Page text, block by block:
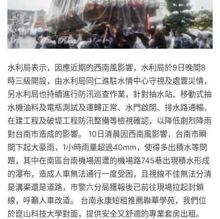
水利局表示，因應近期的西南風影響，水利局於9日晚間8
時三級開設，由水利局同仁進駐水情中心守視及處置災情，
另水利局也持續進行防汛巡查作業，針對抽水站、移動式抽
水機油料及電瓶測試及運轉正常、水門啟閉、排水路通暢、
在建工程及破堤工程防汛整備等檢視確認，以降低劇烈降雨
對台南市造成的影響。 10日清晨因西南風影響，台南市瞬
間下起大豪雨，1小時雨量超過40mm，使得多出積水等問
題，其中在南區台南機場周遭的機場路745巷出現積水形成
的瀑布，造成人車無法通行一度受困，且視線不佳無法分清
是溝渠還是道路，市警六分局獲報後已前往現場拉起封鎖
線，呼籲人車改道。 台南永康短租推薦聯華學苑，我們位
於崑山科技大學對面，提供安全又舒適的專業套房出租。